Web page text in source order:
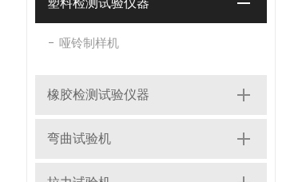
塑料检测试验仪器
哑铃制样机
橡胶检测试验仪器
弯曲试验机